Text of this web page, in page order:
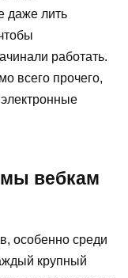
даже лить
работать.
всего прочего,
вебкам
особенно среди
крупный